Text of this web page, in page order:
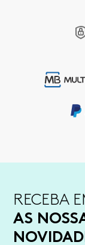
RECEBA
AS